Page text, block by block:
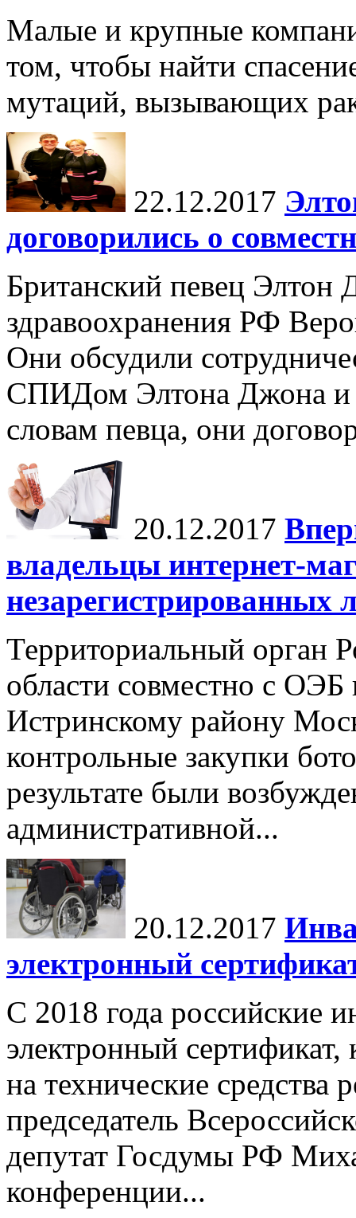
Малые и крупные
том, чтобы найти
мутаций, вызывающих
22.12.2017
договорились о
Британский певец Элтон
здравоохранения РФ
Они обсудили
СПИДом Элтона Джона и
словам певца, они
20.12.2017
владельцы интернет-
незарегистрированных
Территориальный орган
области совместно с
Истринскому району
контрольные закупки
результате были
административной...
20.12.2017
электронный
С 2018 года российские
электронный
на технические
председатель
депутат Госдумы РФ
конференции...